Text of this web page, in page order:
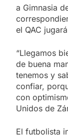
a Gimnasia
el QAC
“Llegamos
de buena
tenemos y
confiar,
con
Unidos de
El futbolista